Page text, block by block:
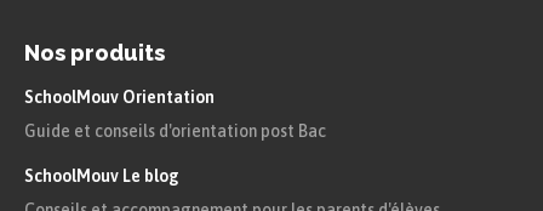
Nos produits
SchoolMouv Orientation
Guide et conseils d'orientation post Bac
SchoolMouv Le blog